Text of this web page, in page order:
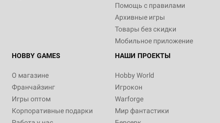
Помощь с правилами
Архивные игры
Товары без скидки
Мобильное приложение
HOBBY GAMES
О магазине
Франчайзинг
Игры оптом
Корпоративные подарки
НАШИ ПРОЕКТЫ
Hobby World
Игрокон
Warforge
Мир фантастики